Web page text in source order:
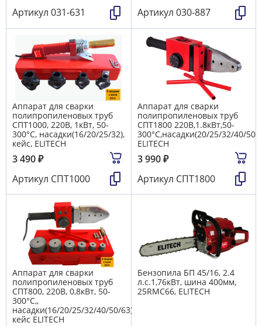
Артикул 031-631
Артикул 030-887
Аппарат для сварки
полипропиленовых труб
СПТ1000, 220В, 1кВт, 50-
300°С, насадки(16/20/25/32),
кейс, ELITECH
3 490₽
Артикул СПТ1000
Аппарат для сварки
полипропиленовых труб
СПТ1800 220В,1.8кВт,50-
300°С,насадки(20/25/32/40/50/
ELITECH
3 990₽
Артикул СПТ1800
Аппарат для сварки
полипропиленовых труб
СПТ800, 220В, 0,8кВт, 50-
300°С,,
насадки(16/20/25/32/40/50/63),
кейс ELITECH
Бензопила БП 45/16, 2.4
л.с.1,76кВт, шина 400мм,
25RMC66, ELITECH